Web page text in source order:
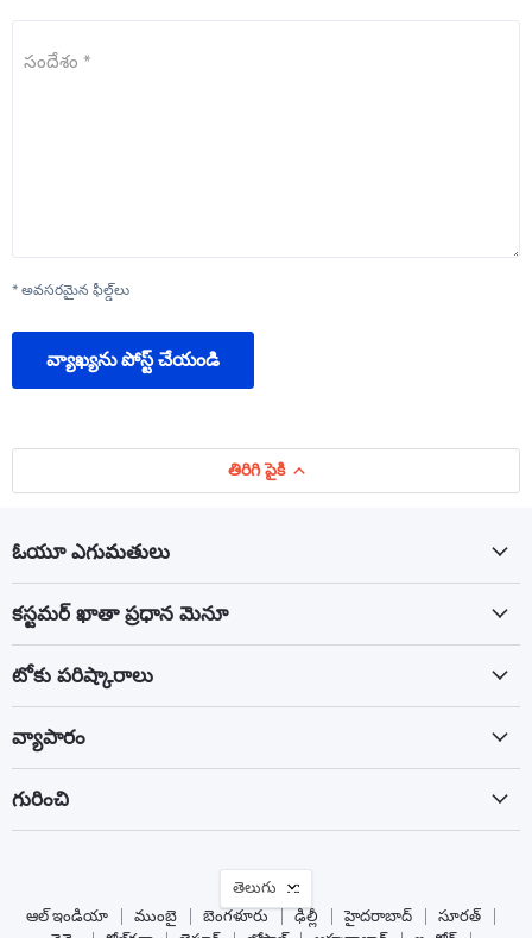
సందేశం *
* అవసరమైన ఫీల్డ్‌లు
వ్యాఖ్యను పోస్ట్ చేయండి
తిరిగి పైకి
ఓయూ ఎగుమతులు
కస్టమర్ ఖాతా ప్రధాన మెనూ
టోకు పరిష్కారాలు
వ్యాపారం
గురించి
భాష
తెలుగు
ఆల్ ఇండియా
ముంబై బెంగళూరు ఢిల్లీ హైదరాబాద్
సూరత్